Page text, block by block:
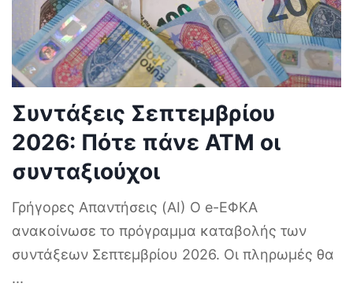
Συντάξεις Σεπτεμβρίου
2026: Πότε πάνε ΑΤΜ οι
συνταξιούχοι
Γρήγορες Απαντήσεις (AI) Ο e-ΕΦΚΑ
ανακοίνωσε το πρόγραμμα καταβολής των
συντάξεων Σεπτεμβρίου 2026. Οι πληρωμές θα
...